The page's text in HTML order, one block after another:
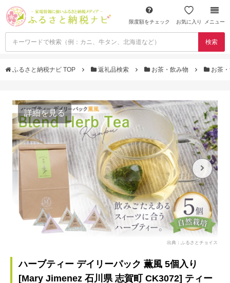
限度額をチェック お気に入り メニュー
検索
ふるさと納税ナビ TOP 返礼品検索 お茶・飲み物 お茶
詳細を見る
出典：ふるさとチョイス
ハーブティー デイリーパック 薫風 5個入り
[Mary Jimenez 石川県 志賀町 CK3072] ティー